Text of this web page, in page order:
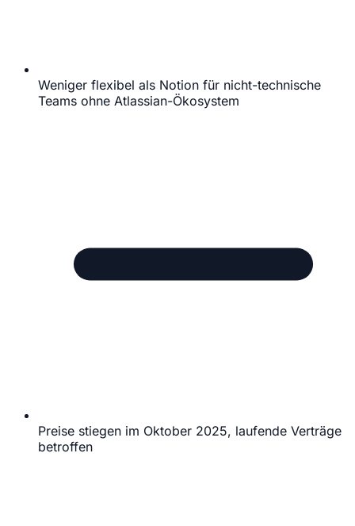
Weniger flexibel als Notion für nicht-technische
Teams ohne Atlassian-Ökosystem
Preise stiegen im Oktober 2025, laufende Verträge
betroffen